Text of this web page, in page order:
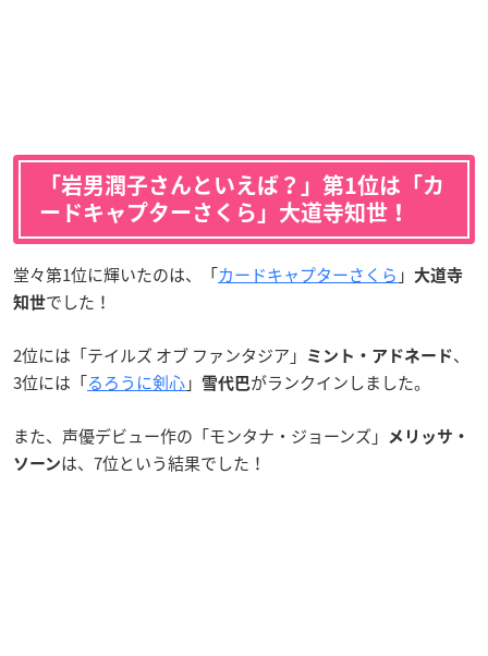
「岩男潤子さんといえば？」第1位は「カ
ードキャプターさくら」大道寺知世！
堂々第1位に輝いたのは、「カードキャプターさくら 」 大道寺
知世でした！
2位には「テイルズ オブ ファンタジア」 ミント・アドネード、
3位には「るろうに剣心」 雪代巴がランクインしました。
また、声優デビュー作の「モンタナ・ジョーンズ」
メリッサ・
ソーンは、7位という結果でした！